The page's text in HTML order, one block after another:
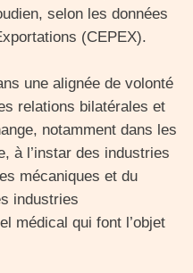
selon les données
(CEPEX).
une alignée de volonté
relations bilatérales et
notamment dans les
à l’instar des industries
mécaniques et du
industries
médical qui font l’objet